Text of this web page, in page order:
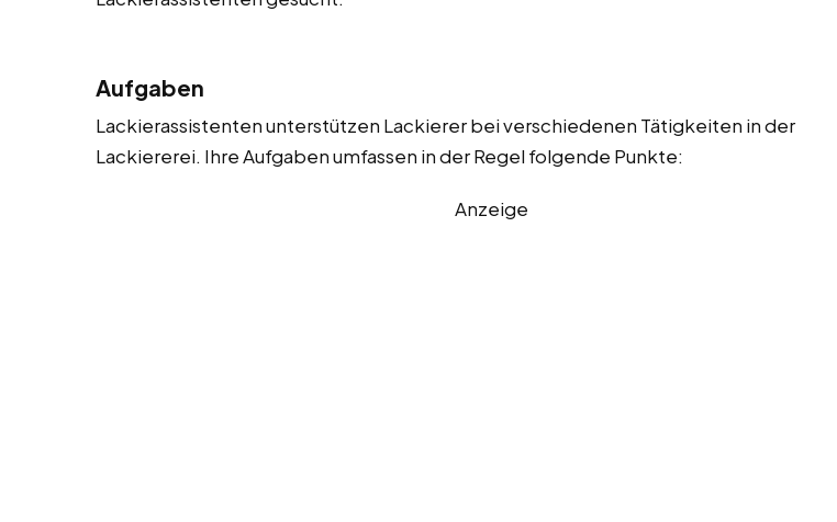
Aufgaben
Lackierassistenten unterstützen Lackierer bei verschiedenen Tätigkeiten in der
Lackiererei. Ihre Aufgaben umfassen in der Regel folgende Punkte:
Anzeige